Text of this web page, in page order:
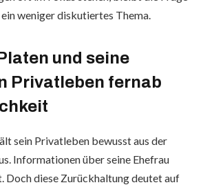
weniger diskutiertes Thema.
und seine
Privatleben fernab
sein Privatleben bewusst aus der
Informationen über seine Ehefrau
Doch diese Zurückhaltung deutet auf